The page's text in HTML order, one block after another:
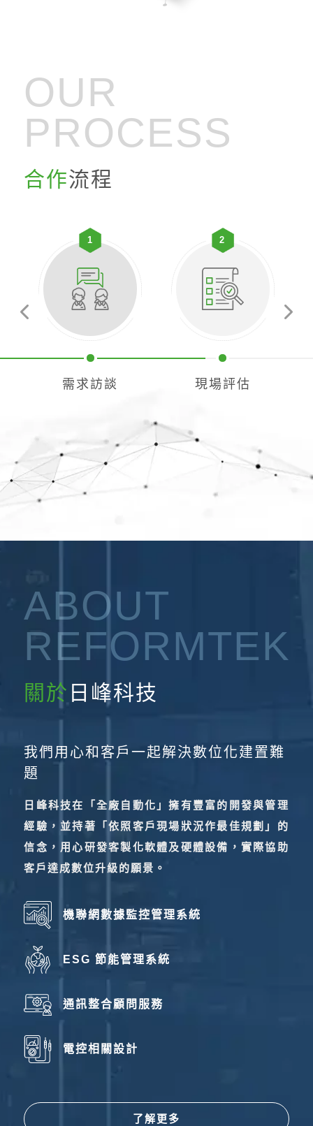
OUR
PROCESS
合作流程
1
需求訪談
2
現場評估
Previous Next
ABOUT
REFORMTEK
關於 日峰科技
我們用心和客戶一起解決數位化建置難
題
日峰科技在「全廠自動化」擁有豐富的開發與管理
經驗，並持著「依照客戶現場狀況作最佳規劃」的
信念，用心研發客製化軟體及硬體設備，實際協助
客戶達成數位升級的願景。
機聯網數據監控管理系統
ESG 節能管理系統
通訊整合顧問服務
電控相關設計
了解更多